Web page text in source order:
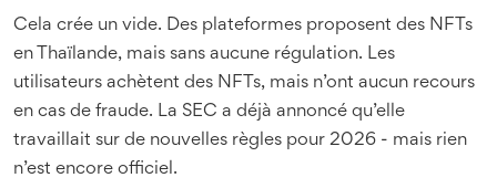
Cela crée un vide. Des plateformes proposent des NFTs
en Thaïlande, mais sans aucune régulation. Les
utilisateurs achètent des NFTs, mais n’ont aucun recours
en cas de fraude. La SEC a déjà annoncé qu’elle
travaillait sur de nouvelles règles pour 2026 - mais rien
n’est encore officiel.